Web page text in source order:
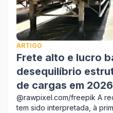
ARTIGO
Frete alto e lucro
desequilíbrio
de cargas em 2026
@rawpixel.com/freepik A
tem sido interpretada, à